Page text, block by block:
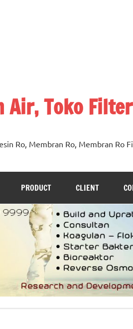
Air, Toko
Ro, Membran Ro, Membran Ro
PRODUCT CLIENT